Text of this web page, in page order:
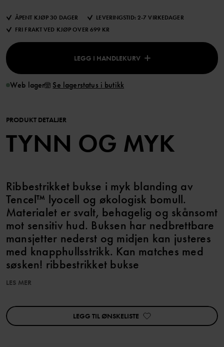
ÅPENT KJØP 30 DAGER
LEVERINGSTID: 2-7 VIRKEDAGER
FRI FRAKT VED KJØP OVER 699 KR
LEGG I HANDLEKURV
Web lager Se lagerstatus i butikk
PRODUKT DETALJER
TYNN OG MYK
Ribbestrikket bukse i myk blanding av
Tencel™ lyocell og økologisk bomull.
Materialet er svalt, behagelig og skånsomt
mot sensitiv hud. Buksen har nedbrettbare
mansjetter nederst og midjen kan justeres
med knapphullsstrikk. Kan matches med
søsken! ribbestrikket bukse
Varenummer
Produksjonsland:Bangladesh
Fabrikk
Les mer
LES MER
LEGG TIL ØNSKELISTE